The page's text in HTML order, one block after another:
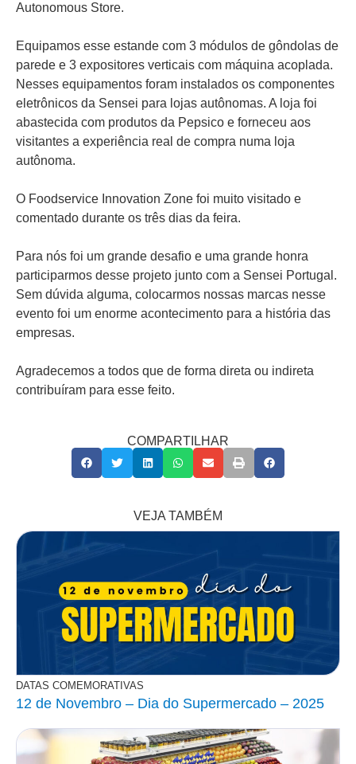
Autonomous Store.
Equipamos esse estande com 3 módulos de gôndolas de
parede e 3 expositores verticais com máquina acoplada.
Nesses equipamentos foram instalados os componentes
eletrônicos da Sensei para lojas autônomas. A loja foi
abastecida com produtos da Pepsico e forneceu aos
visitantes a experiência real de compra numa loja
autônoma.
O Foodservice Innovation Zone foi muito visitado e
comentado durante os três dias da feira.
Para nós foi um grande desafio e uma grande honra
participarmos desse projeto junto com a Sensei Portugal.
Sem dúvida alguma, colocarmos nossas marcas nesse
evento foi um enorme acontecimento para a história das
empresas.
Agradecemos a todos que de forma direta ou indireta
contribuíram para esse feito.
COMPARTILHAR
VEJA TAMBÉM
DATAS COMEMORATIVAS
12 de Novembro – Dia do Supermercado – 2025